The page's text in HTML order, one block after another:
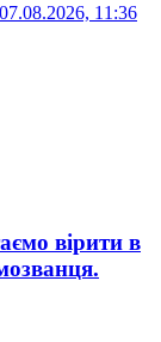
07.08.2026, 11:36
вірити в